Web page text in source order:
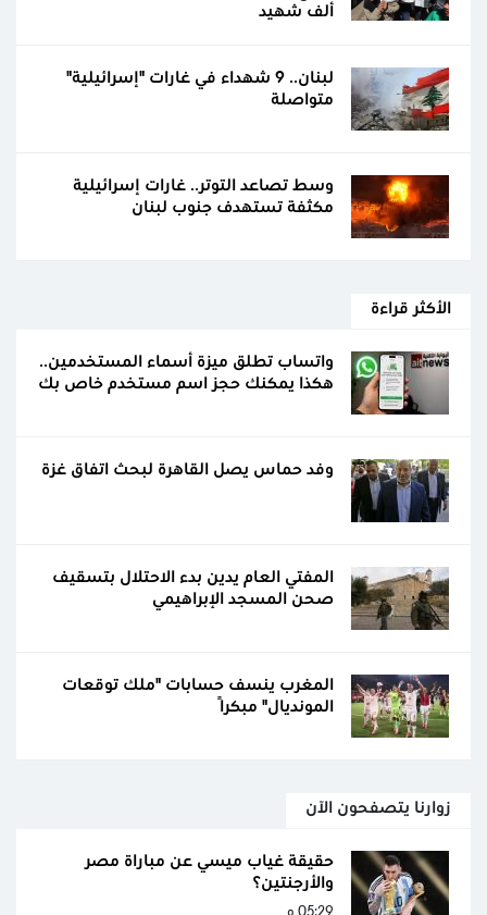
ألف شهيد
لبنان.. 9 شهداء في غارات "إسرائيلية"
متواصلة
وسط تصاعد التوتر.. غارات إسرائيلية
مكثفة تستهدف جنوب لبنان
الأكثر قراءة
واتساب تطلق ميزة أسماء المستخدمين..
هكذا يمكنك حجز اسم مستخدم خاص بك
وفد حماس يصل القاهرة لبحث اتفاق غزة
المفتي العام يدين بدء الاحتلال بتسقيف
صحن المسجد الإبراهيمي
المغرب ينسف حسابات "ملك توقعات
المونديال" مبكرًا
زوارنا يتصفحون الآن
حقيقة غياب ميسي عن مباراة مصر
والأرجنتين؟